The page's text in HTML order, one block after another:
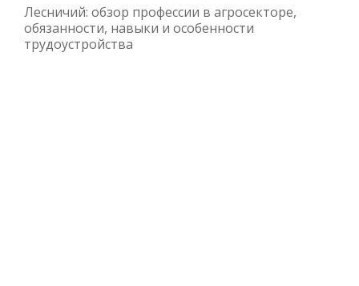
Лесничий: обзор профессии в агросекторе,
обязанности, навыки и особенности
трудоустройства